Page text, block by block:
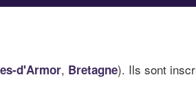
d'Armor, Bretagne). Ils sont